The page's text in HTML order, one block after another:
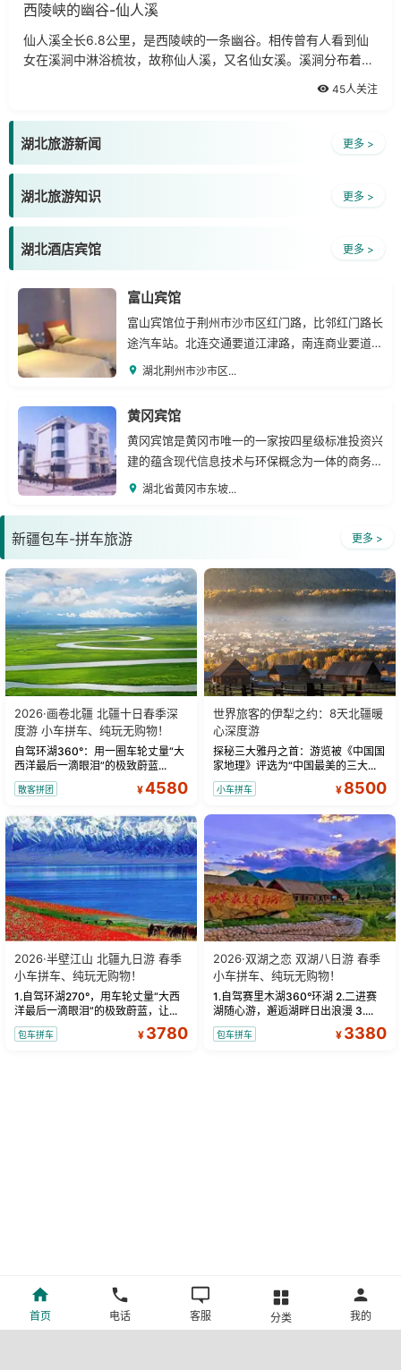
西陵峡的幽谷-仙人溪
仙人溪全长6.8公里，是西陵峡的一条幽谷。相传曾有人看到仙
女在溪涧中淋浴梳妆，故称仙人溪，又名仙女溪。溪涧分布着
45人关注
湖北旅游新闻 更多 >
湖北旅游知识 更多 >
湖北酒店宾馆 更多 >
富山宾馆
富山宾馆位于荆州市沙市区红门路，比邻红门路长
途汽车站。北连交通要道江津路，南连商业要道北
京路。作为荆州市的经济型酒店，只提供酒店业的
接待水准并拥有适合日益发展的大众需
湖北荆州市沙市区...
黄冈宾馆
黄冈宾馆是黄冈市唯一的一家按四星级标准投资兴
建的蕴含现代信息技术与环保概念为一体的商务型
绿色宾馆。黄冈宾馆总建面积达四万多平方米，欧
及套房103间，六间大小各异的多功能会议室。餐
湖北省黄冈市东坡...
新疆包车-拼车旅游 更多 >
2026·画卷北疆 北疆十日春季深
度游 小车拼车、纯玩无购物！
自驾环湖360°：用一圈车轮丈量“大
西洋最后一滴眼泪”的极致蔚蓝...
散客拼团 ¥4580
世界旅客的伊犁之约：8天北疆暖
心深度游
探秘三大雅丹之首：游览被《中国国
家地理》评选为“中国最美的三大...
小车拼车 ¥ 8500
2026·半壁江山 北疆九日游 春季
小车拼车、纯玩无购物！
1.自驾环湖270°，用车轮丈量“大西
洋最后一滴眼泪”的极致蔚蓝，让...
包车拼车 ¥ 3780
2026·双湖之恋 双湖八日游 春季
小车拼车、纯玩无购物！
1.自驾赛里木湖360°环湖 2.二进赛
湖随心游，邂逅湖畔日出浪漫 3....
包车拼车 ¥ 3380
首页 电话 客服 分类 我的